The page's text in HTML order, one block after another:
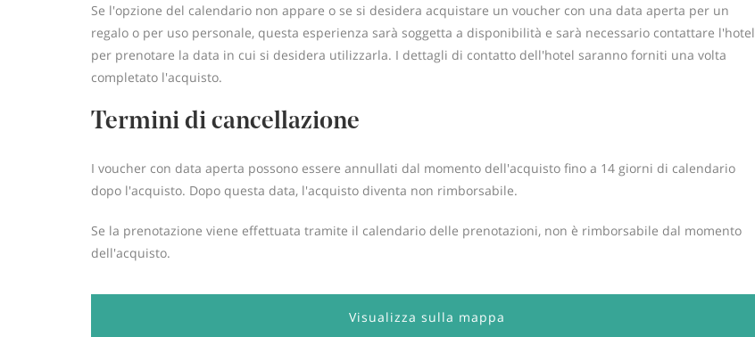
Se l'opzione del calendario non appare o se si desidera acquistare un voucher con una data aperta per un
regalo o per uso personale, questa esperienza sarà soggetta a disponibilità e sarà necessario contattare l'hotel
per prenotare la data in cui si desidera utilizzarla. I dettagli di contatto dell'hotel saranno forniti una volta
completato l'acquisto.
Termini di cancellazione
I voucher con data aperta possono essere annullati dal momento dell'acquisto fino a 14 giorni di calendario
dopo l'acquisto. Dopo questa data, l'acquisto diventa non rimborsabile.
Se la prenotazione viene effettuata tramite il calendario delle prenotazioni, non è rimborsabile dal momento
dell'acquisto.
Visualizza sulla mappa